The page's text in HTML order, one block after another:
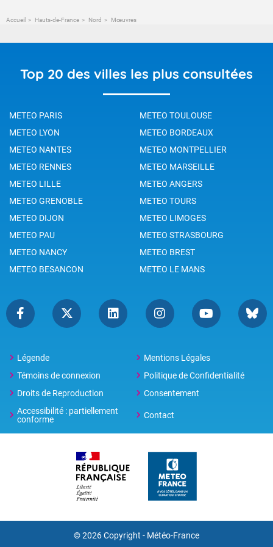
Accueil Hauts-de-France Nord Mœuvres
Top 20 des villes les plus consultées
METEO PARIS
METEO TOULOUSE
METEO LYON
METEO BORDEAUX
METEO NANTES
METEO MONTPELLIER
METEO RENNES
METEO MARSEILLE
METEO LILLE
METEO ANGERS
METEO GRENOBLE
METEO TOURS
METEO DIJON
METEO LIMOGES
METEO PAU
METEO STRASBOURG
METEO NANCY
METEO BREST
METEO BESANCON
METEO LE MANS
Légende
Mentions Légales
Témoins de connexion
Politique de Confidentialité
Droits de Reproduction
Consentement
Accessibilité : partiellement
conforme
Contact
© 2026 Copyright - Météo-France